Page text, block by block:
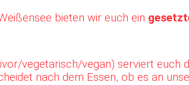
bieten wir euch ein
vegetarisch/vegan) serviert euch
nach dem Essen, ob es an